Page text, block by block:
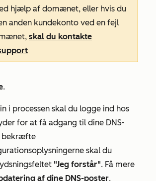
hjælp af domænet, eller hvis du
anden kundekonto ved en fejl
skal du kontakte
.
i processen skal du logge ind hos
for at få adgang til dine DNS-
bekræfte
skal du
"Jeg forstår". Få mere
af dine DNS-poster.